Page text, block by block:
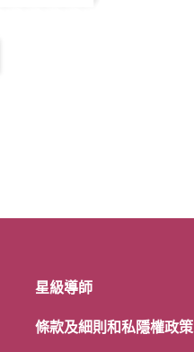
星級導師
條款及細則和私隱權政策